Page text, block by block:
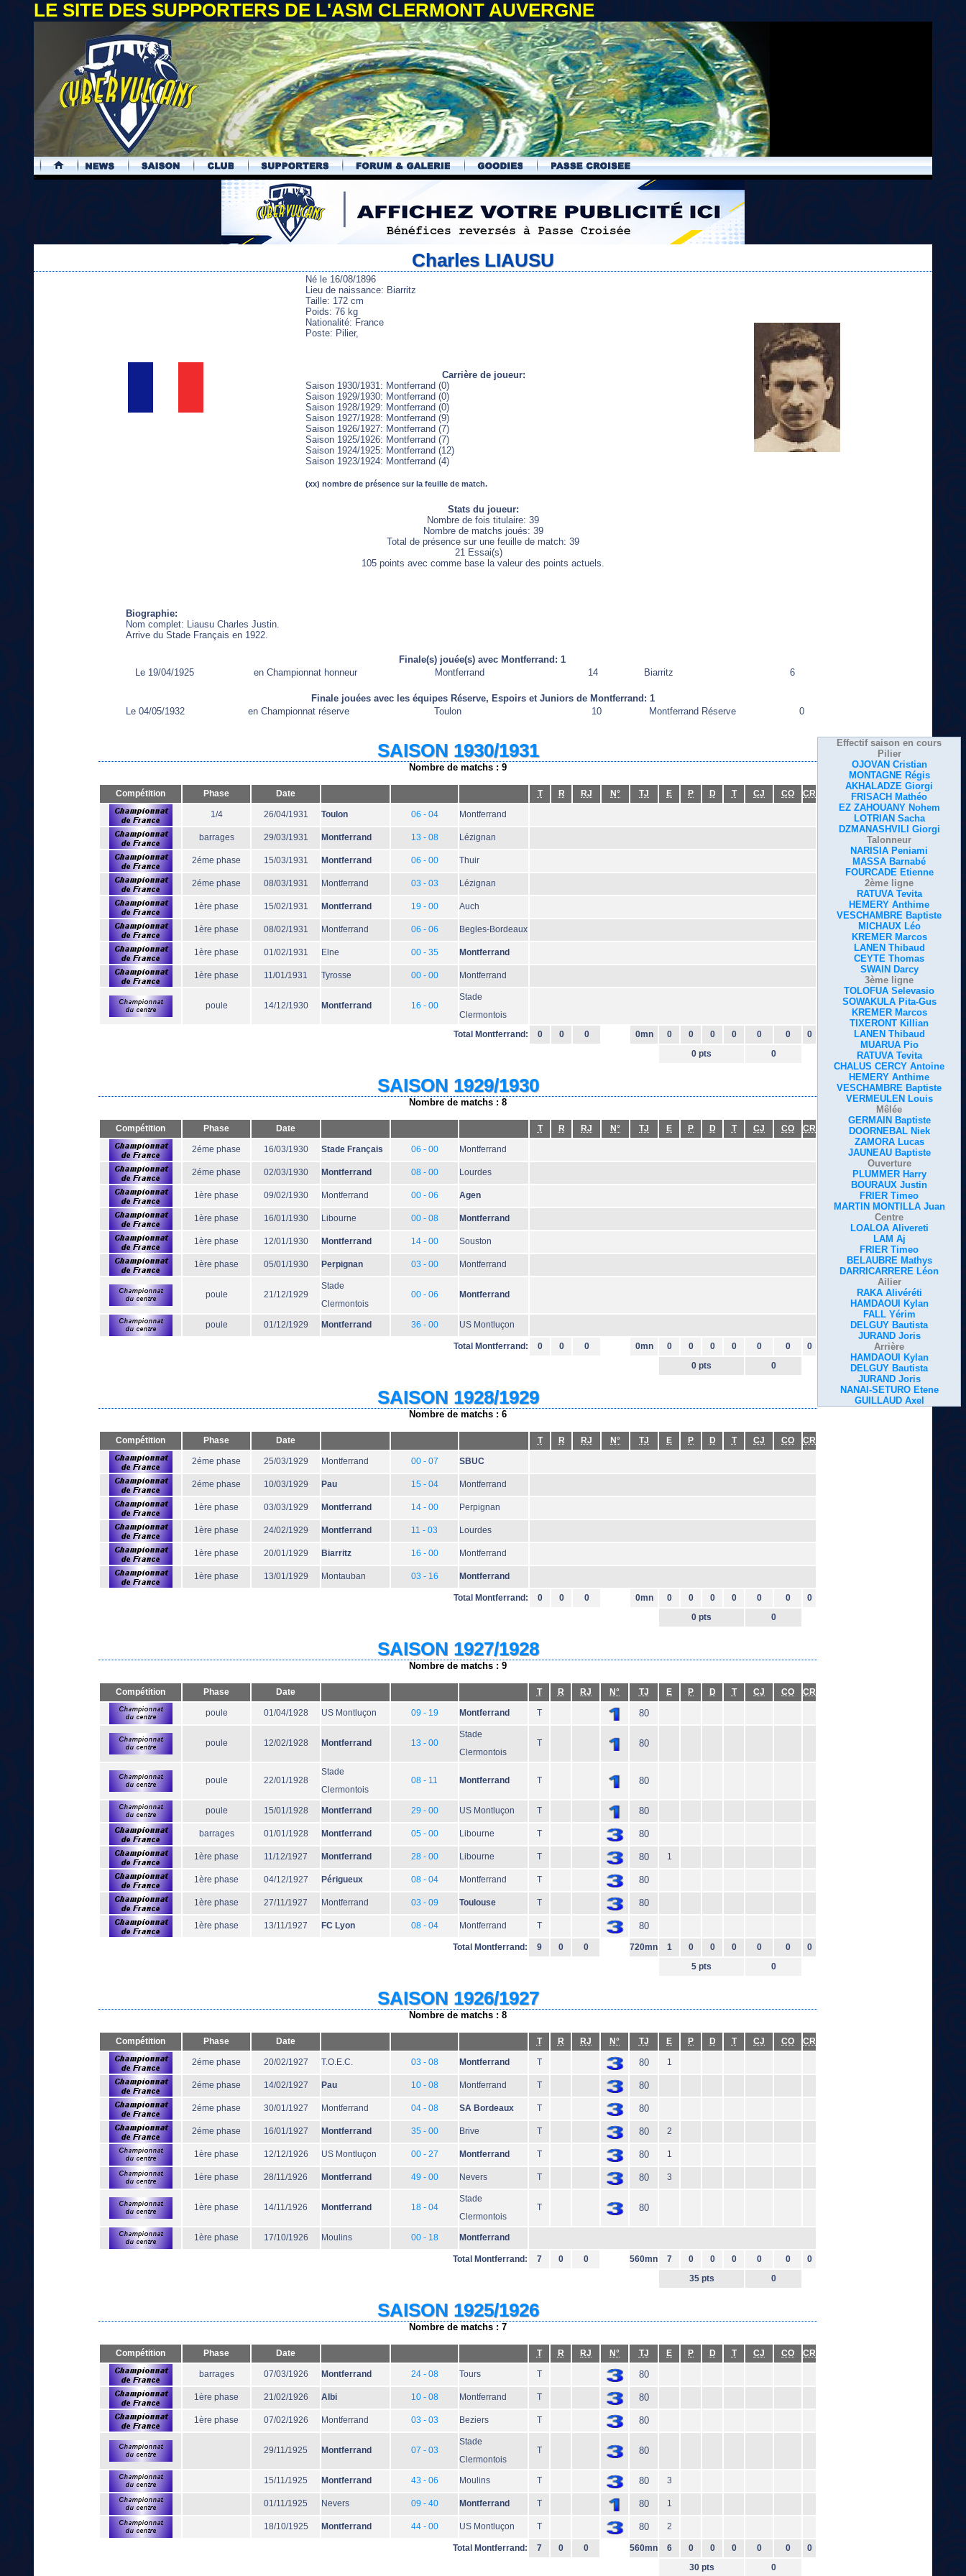
LE SITE DES SUPPORTERS DE L'ASM CLERMONT AUVERGNE
.
Charles LIAUSU
Né le 16/08/1896
Lieu de naissance: Biarritz
Taille: 172 cm
Poids: 76 kg
Nationalité: France
Poste: Pilier,
Carrière de joueur:
Saison 1930/1931: Montferrand (0)
Saison 1929/1930: Montferrand (0)
Saison 1928/1929: Montferrand (0)
Saison 1927/1928: Montferrand (9)
Saison 1926/1927: Montferrand (7)
Saison 1925/1926: Montferrand (7)
Saison 1924/1925: Montferrand (12)
Saison 1923/1924: Montferrand (4)
(xx) nombre de présence sur la feuille de match.
Stats du joueur:
Nombre de fois titulaire: 39
Nombre de matchs joués: 39
Total de présence sur une feuille de match: 39
21 Essai(s)
105 points avec comme base la valeur des points actuels.
Biographie:
Nom complet: Liausu Charles Justin.
Arrive du Stade Français en 1922.
Finale(s) jouée(s) avec Montferrand: 1
Le 19/04/1925
en Championnat honneur Montferrand 14 Biarritz 6
Finale jouées avec les équipes Réserve, Espoirs et Juniors de Montferrand: 1
Le 04/05/1932
en Championnat réserve Toulon 10 Montferrand Réserve 0
Effectif saison en cours
Pilier
OJOVAN Cristian
MONTAGNE Régis
AKHALADZE Giorgi
FRISACH Mathéo
EZ ZAHOUANY Nohem
LOTRIAN Sacha
DZMANASHVILI Giorgi
Talonneur
NARISIA Peniami
MASSA Barnabé
FOURCADE Etienne
2ème ligne
RATUVA Tevita
HEMERY Anthime
VESCHAMBRE Baptiste
MICHAUX Léo
KREMER Marcos
LANEN Thibaud
CEYTE Thomas
SWAIN Darcy
3ème ligne
TOLOFUA Selevasio
SOWAKULA Pita-Gus
KREMER Marcos
TIXERONT Killian
LANEN Thibaud
MUARUA Pio
RATUVA Tevita
CHALUS CERCY Antoine
HEMERY Anthime
VESCHAMBRE Baptiste
VERMEULEN Louis
Mêlée
GERMAIN Baptiste
DOORNEBAL Niek
ZAMORA Lucas
JAUNEAU Baptiste
Ouverture
PLUMMER Harry
BOURAUX Justin
FRIER Timeo
MARTIN MONTILLA Juan
Centre
LOALOA Alivereti
LAM Aj
FRIER Timeo
BELAUBRE Mathys
DARRICARRERE Léon
Ailier
RAKA Alivéréti
HAMDAOUI Kylan
FALL Yérim
DELGUY Bautista
JURAND Joris
Arrière
HAMDAOUI Kylan
DELGUY Bautista
JURAND Joris
NANAI-SETURO Etene
GUILLAUD Axel
SAISON 1930/1931
Nombre de matchs : 9
Compétition Phase Date T R RJ N° TJ E P D T CJ CO CR
1/4 26/04/1931 Toulon 06 - 04 Montferrand
barrages 29/03/1931 Montferrand 13 - 08 Lézignan
2éme phase 15/03/1931 Montferrand 06 - 00 Thuir
2éme phase 08/03/1931 Montferrand 03 - 03 Lézignan
1ère phase 15/02/1931 Montferrand 19 - 00 Auch
1ère phase 08/02/1931 Montferrand 06 - 06 Begles-Bordeaux
1ère phase 01/02/1931 Elne 00 - 35 Montferrand
1ère phase 11/01/1931 Tyrosse 00 - 00 Montferrand
poule 14/12/1930 Montferrand 16 - 00
Stade
Clermontois
Total Montferrand:
0 0 0 0mn 0 0 0 0 0 0
0
0 pts
0
SAISON 1929/1930
Nombre de matchs : 8
Compétition Phase Date T R RJ N° TJ E P D T CJ CO CR
2éme phase 16/03/1930 Stade Français 06 - 00 Montferrand
2éme phase 02/03/1930 Montferrand 08 - 00 Lourdes
1ère phase 09/02/1930 Montferrand 00 - 06 Agen
1ère phase 16/01/1930 Libourne 00 - 08 Montferrand
1ère phase 12/01/1930 Montferrand 14 - 00 Souston
1ère phase 05/01/1930 Perpignan 03 - 00 Montferrand
poule 21/12/1929
Stade
Clermontois
00 - 06 Montferrand
poule 01/12/1929 Montferrand 36 - 00 US Montluçon
Total Montferrand: 0 0 0 0mn 0 0 0 0 0 0
0
0 pts
0
SAISON 1928/1929
Nombre de matchs : 6
Compétition Phase Date T R RJ N° TJ E P D T CJ CO CR
2éme phase 25/03/1929 Montferrand 00 - 07 SBUC
2éme phase 10/03/1929 Pau 15 - 04 Montferrand
1ère phase 03/03/1929 Montferrand 14 - 00 Perpignan
1ère phase 24/02/1929 Montferrand 11 - 03 Lourdes
1ère phase 20/01/1929 Biarritz 16 - 00 Montferrand
1ère phase 13/01/1929 Montauban 03 - 16 Montferrand
Total Montferrand: 0 0 0 0mn 0 0 0 0 0 0
0
0 pts
0
SAISON 1927/1928
Nombre de matchs : 9
Compétition Phase Date T R RJ N° TJ E P D T CJ CO CR
poule 01/04/1928 US Montluçon 09 - 19 Montferrand T 80
poule 12/02/1928 Montferrand 13 - 00
Stade
Clermontois
T 80
poule 22/01/1928
Stade
Clermontois
08 - 11 Montferrand T 80
poule 15/01/1928 Montferrand 29 - 00 US Montluçon T 80
barrages 01/01/1928 Montferrand 05 - 00 Libourne T 80
1ère phase 11/12/1927 Montferrand 28 - 00 Libourne T 80 1
1ère phase 04/12/1927 Périgueux 08 - 04 Montferrand T 80
1ère phase 27/11/1927 Montferrand 03 - 09 Toulouse T 80
1ère phase 13/11/1927 FC Lyon 08 - 04 Montferrand T 80
Total Montferrand: 9 0 0 720mn 1 0 0 0 0 0
0
5 pts
0
SAISON 1926/1927
Nombre de matchs : 8
Compétition Phase Date T R RJ N° TJ E P D T CJ CO CR
2éme phase 20/02/1927 T.O.E.C. 03 - 08 Montferrand T 80 1
2éme phase 14/02/1927 Pau 10 - 08 Montferrand T 80
2éme phase 30/01/1927 Montferrand 04 - 08 SA Bordeaux T 80
2éme phase 16/01/1927 Montferrand 35 - 00 Brive T 80 2
1ère phase 12/12/1926 US Montluçon 00 - 27 Montferrand T 80 1
1ère phase 28/11/1926 Montferrand 49 - 00 Nevers T 80 3
1ère phase 14/11/1926 Montferrand 18 - 04
Stade
Clermontois
T 80
1ère phase 17/10/1926 Moulins 00 - 18 Montferrand
Total Montferrand: 7 0 0 560mn 7 0 0 0 0 0
0
35 pts
0
SAISON 1925/1926
Nombre de matchs : 7
Compétition Phase Date T R RJ N° TJ E P D T CJ CO CR
barrages 07/03/1926 Montferrand 24 - 08 Tours T 80
1ère phase 21/02/1926 Albi 10 - 08 Montferrand T 80
1ère phase 07/02/1926 Montferrand 03 - 03 Beziers T 80
29/11/1925 Montferrand 07 - 03
Stade
Clermontois
T 80
15/11/1925 Montferrand 43 - 06 Moulins T 80 3
01/11/1925 Nevers 09 - 40 Montferrand T 80 1
18/10/1925 Montferrand 44 - 00 US Montluçon T 80 2
Total Montferrand: 7 0 0 560mn 6 0 0 0 0 0
0
30 pts
0